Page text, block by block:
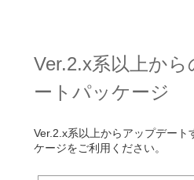
Ver.2.x系以上か
ートパッケージ
Ver.2.x系以上からアップデート
ケージをご利用ください。